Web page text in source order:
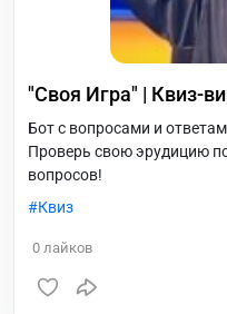
"Своя Игра" | Квиз-
Бот с вопросами и
Проверь свою эрудицию
вопросов!
Квиз
0 лайков